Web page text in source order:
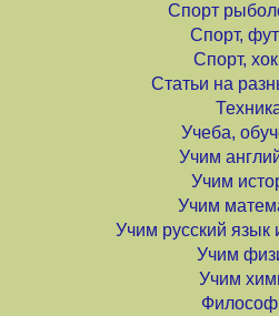
Спорт
Спорт,
Спорт,
Статьи на
Учеба,
Учим
Учим
Учим
Учим русский язык
Учим
Учим